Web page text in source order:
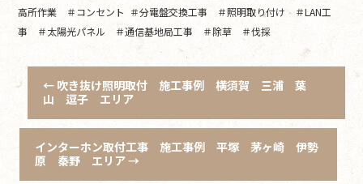
高所作業 ＃コンセント ＃分電盤交換工事 ＃照明取り付け ＃LAN工
事 ＃太陽光パネル ＃通信基地局工事 ＃除草 ＃伐採
← 吹き抜け照明取付 施工事例 横須賀 三浦 葉
山 逗子 エリア
インターホン取付工事 施工事例 平塚 茅ヶ崎 伊勢
原 秦野 エリア→